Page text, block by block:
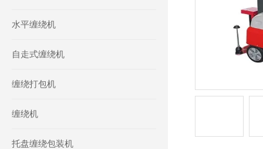
水平缠绕机
自走式缠绕机
缠绕打包机
缠绕机
托盘缠绕包装机